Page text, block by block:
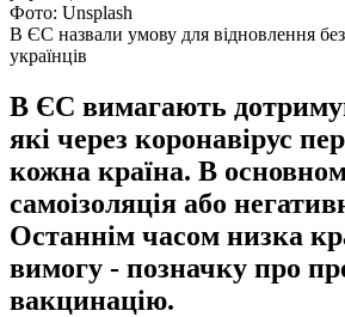
Фото: Unsplash
В ЄС назвали умову для відновлення
українців
В ЄС вимагають
які через коронавірус
кожна країна. В
самоізоляція або
Останнім часом низка
вимогу - позначку про
вакцинацію.